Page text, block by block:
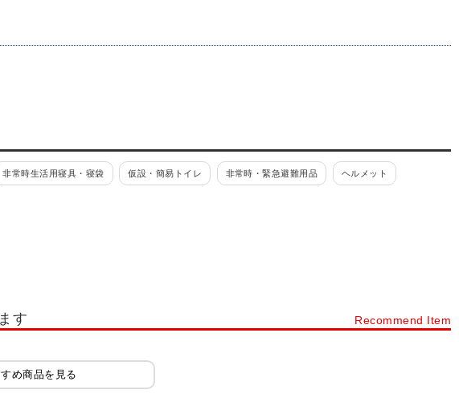
非常時生活用寝具・寝袋 仮設・簡易トイレ 非常時・緊急避難用品 ヘルメット
す Recommend Item
め商品を見る